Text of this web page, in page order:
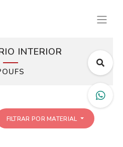
INTERIOR
FILTRAR POR MATERIAL